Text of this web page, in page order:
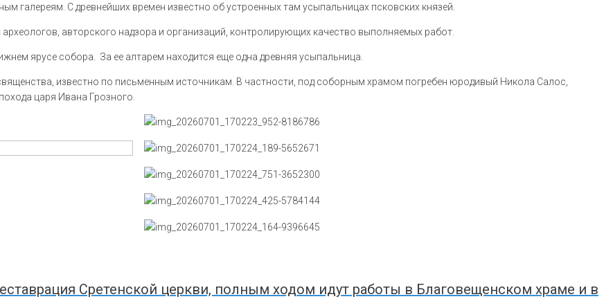
галереям. С древнейших времен известно об устроенных там усыпальницах псковских князей.
авторского надзора и организаций, контролирующих качество выполняемых работ.
ярусе собора. За ее алтарем находится еще одна древняя усыпальница.
известно по письменным источникам. В частности, под соборным храмом погребен юродивый Никола Салос,
царя Ивана Грозного.
Сретенской церкви, полным ходом идут работы в Благовещенском храме и в